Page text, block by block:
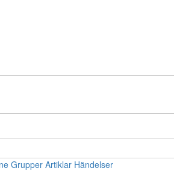
Grupper Artiklar Händelser